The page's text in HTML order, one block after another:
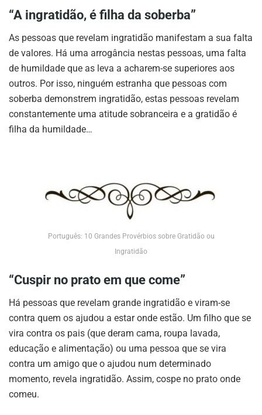
“A ingratidão, é filha da soberba”
As pessoas que revelam ingratidão manifestam a sua falta
de valores. Há uma arrogância nestas pessoas, uma falta
de humildade que as leva a acharem-se superiores aos
outros. Por isso, ninguém estranha que pessoas com
soberba demonstrem ingratidão, estas pessoas revelam
constantemente uma atitude sobranceira e a gratidão é
filha da humildade…
Português: 10 Grandes Provérbios sobre Gratidão ou
Ingratidão
“Cuspir no prato em que come”
Há pessoas que revelam grande ingratidão e viram-se
contra quem os ajudou a estar onde estão. Um filho que se
vira contra os pais (que deram cama, roupa lavada,
educação e alimentação) ou uma pessoa que se vira
contra um amigo que o ajudou num determinado
momento, revela ingratidão. Assim, cospe no prato onde
comeu.